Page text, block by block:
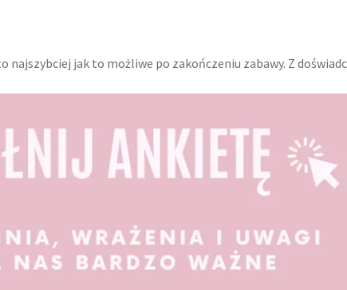
jak to możliwe po zakończeniu zabawy. Z